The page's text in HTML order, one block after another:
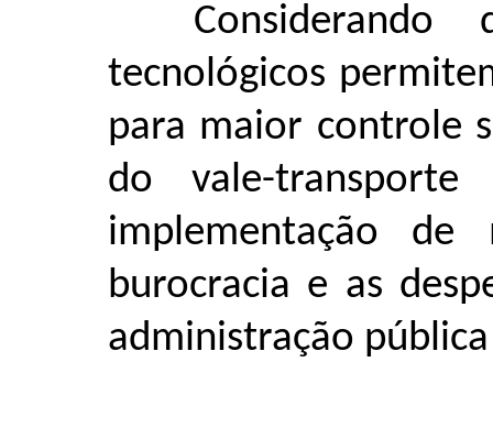
tecnológicos
para maior controle
do vale-transporte
implementação
burocracia e as
administração